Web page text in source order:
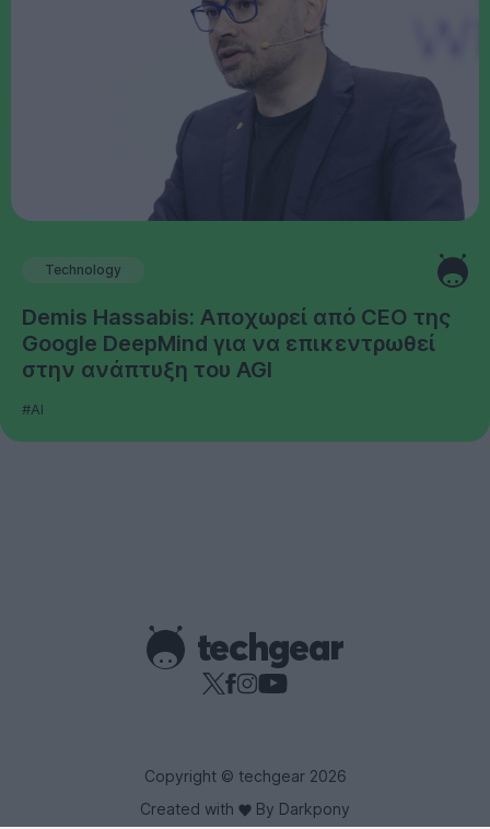
Technology
Demis Hassabis: Αποχωρεί από CEO της
Google DeepMind για να επικεντρωθεί
στην ανάπτυξη του AGI
#AI
Copyright © techgear 2026
Created with
By Darkpony